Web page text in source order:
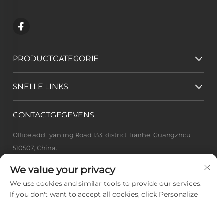
PRODUCTCATEGORIE
SNELLE LINKS
CONTACTGEGEVENS
Office add : yanling Road 133, district Tianhe, Guangzhou
510507, China.
+86-13922415049
We value your privacy
We use cookies and similar tools to provide our services.
If you don't want to accept all cookies, click Personalize